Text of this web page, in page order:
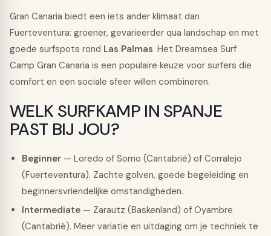
Gran Canaria biedt een iets ander klimaat dan
Fuerteventura: groener, gevarieerder qua landschap en met
goede surfspots rond Las Palmas. Het Dreamsea Surf
Camp Gran Canaria is een populaire keuze voor surfers die
comfort en een sociale sfeer willen combineren.
WELK SURFKAMP IN SPANJE
PAST BIJ JOU?
Beginner — Loredo of Somo (Cantabrië) of Corralejo
(Fuerteventura). Zachte golven, goede begeleiding en
beginnersvriendelijke omstandigheden.
Intermediate — Zarautz (Baskenland) of Oyambre
(Cantabrië). Meer variatie en uitdaging om je techniek te